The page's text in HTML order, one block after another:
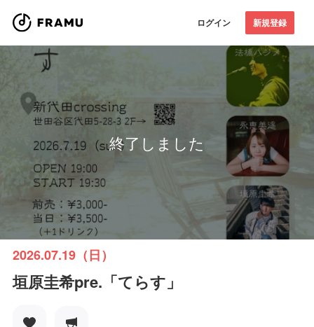
ログイン 新規登録
終了しました
2026.07.19（日）
垣原圭希pre.「てらす」